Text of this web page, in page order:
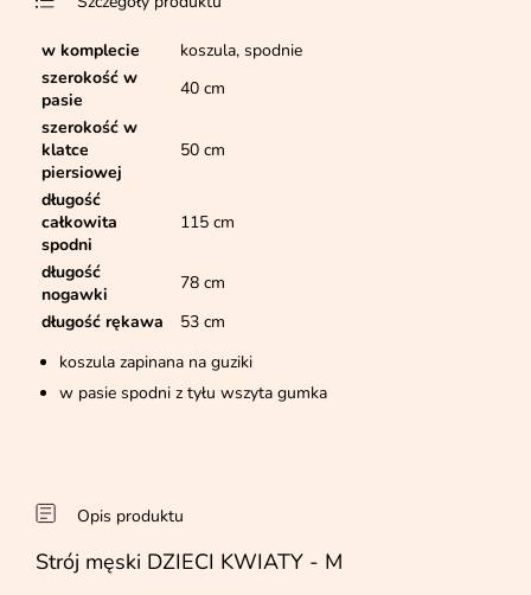
w komplecie
koszula, spodnie
szerokość w
pasie
40 cm
szerokość w
klatce
piersiowej
50 cm
długość
całkowita
spodni
115 cm
długość
nogawki
78 cm
długość rękawa
53 cm
koszula zapinana na guziki
w pasie spodni z tyłu wszyta gumka
Opis produktu
Strój męski DZIECI KWIATY - M